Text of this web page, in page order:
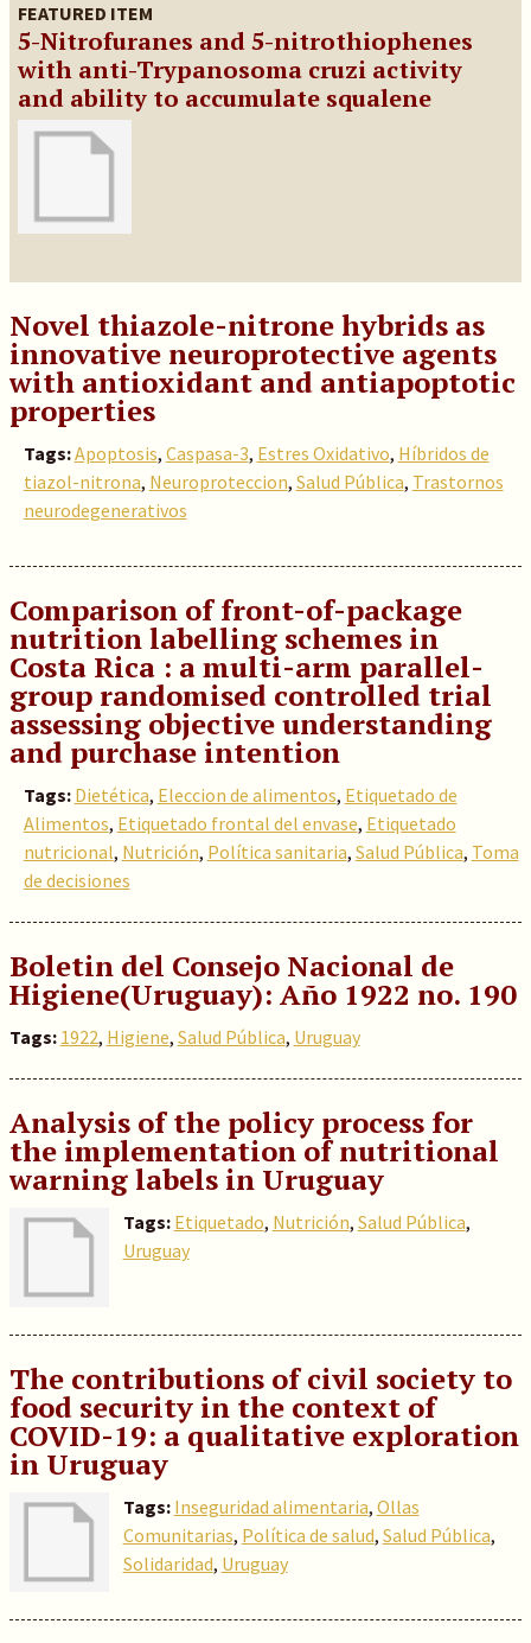
FEATURED ITEM
5-Nitrofuranes and 5-nitrothiophenes
with anti-Trypanosoma cruzi activity
and ability to accumulate squalene
Novel thiazole-nitrone hybrids as
innovative neuroprotective agents
with antioxidant and antiapoptotic
properties
Tags:Apoptosis, Caspasa-3, Estres Oxidativo, Híbridos de
tiazol-nitrona, Neuroproteccion, Salud Pública, Trastornos
neurodegenerativos
Comparison of front-of-package
nutrition labelling schemes in
Costa Rica : a multi-arm parallel-
group randomised controlled trial
assessing objective understanding
and purchase intention
Tags: Dietética, Eleccion de alimentos, Etiquetado de
Alimentos, Etiquetado frontal del envase, Etiquetado
nutricional, Nutrición, Política sanitaria, Salud Pública, Toma
de decisiones
Boletin del Consejo Nacional de
Higiene(Uruguay): Año 1922 no. 190
Tags: 1922, Higiene, Salud Pública, Uruguay
Analysis of the policy process for
the implementation of nutritional
warning labels in Uruguay
Tags: Etiquetado, Nutrición, Salud Pública,
Uruguay
The contributions of civil society to
food security in the context of
COVID-19: a qualitative exploration
in Uruguay
Tags: Inseguridad alimentaria, Ollas
Comunitarias, Política de salud, Salud Pública,
Solidaridad, Uruguay